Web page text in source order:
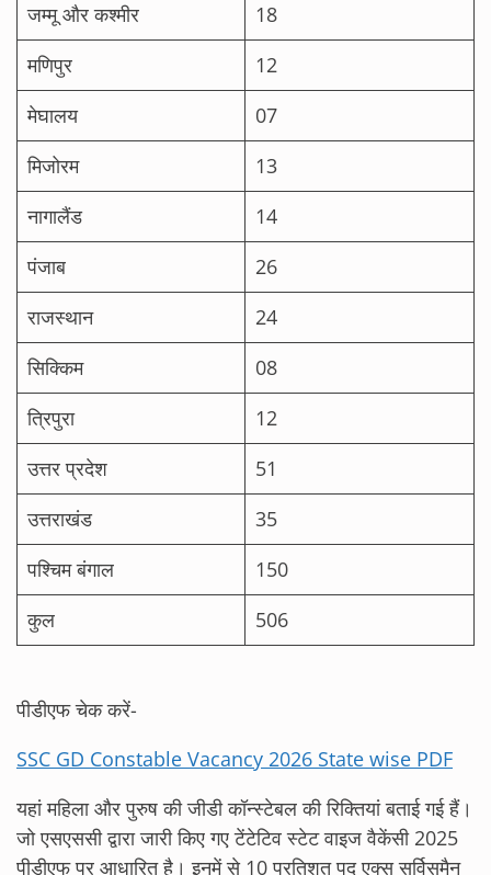
जम्मू और कश्मीर
18
मणिपुर
12
मेघालय
07
मिजोरम
13
नागालैंड
14
पंजाब
26
राजस्थान
24
सिक्किम
08
त्रिपुरा
12
उत्तर प्रदेश
51
उत्तराखंड
35
पश्चिम बंगाल
150
कुल
506
पीडीएफ चेक करें-
SSC GD Constable Vacancy 2026 State wise PDF
यहां महिला और पुरुष की जीडी कॉन्स्टेबल की रिक्तियां बताई गई हैं।
जो एसएससी द्वारा जारी किए गए टेंटेटिव स्टेट वाइज वैकेंसी 2025
पीडीएफ पर आधारित है। इनमें से 10 प्रतिशत पद एक्स सर्विसमैन